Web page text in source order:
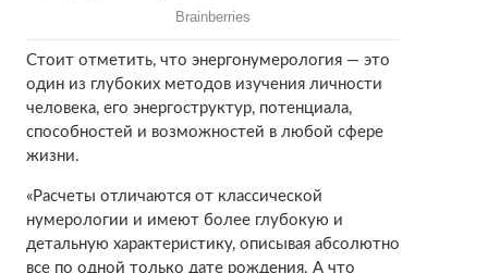
Стоит отметить, что энергонумерология — это
один из глубоких методов изучения личности
человека, его энергоструктур, потенциала,
способностей и возможностей в любой сфере
жизни.
«Расчеты отличаются от классической
нумерологии и имеют более глубокую и
детальную характеристику, описывая абсолютно
все по одной только дате рождения. А что